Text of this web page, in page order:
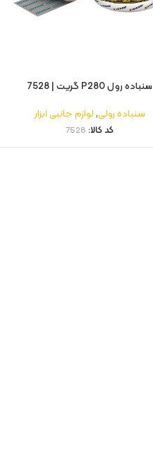
سنباده رول P280 گریت | 7528
سنباده رولی,لوازم جانبی ابزار
کد کالا: 7528